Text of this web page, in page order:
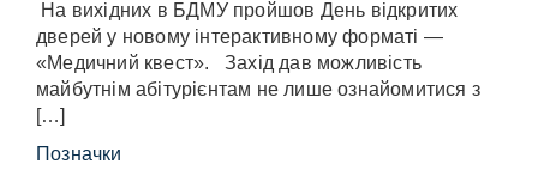
На вихідних в БДМУ пройшов День відкритих
дверей у новому інтерактивному форматі —
«Медичний квест». Захід дав можливість
майбутнім абітурієнтам не лише ознайомитися з
[…]
Позначки